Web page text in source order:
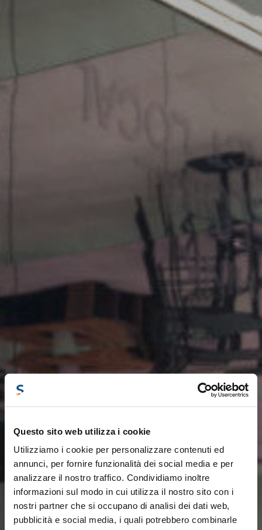
Questo sito web utilizza i cookie
Utilizziamo i cookie per personalizzare contenuti ed
annunci, per fornire funzionalità dei social media e per
analizzare il nostro traffico. Condividiamo inoltre
informazioni sul modo in cui utilizza il nostro sito con i
nostri partner che si occupano di analisi dei dati web,
pubblicità e social media, i quali potrebbero combinarle